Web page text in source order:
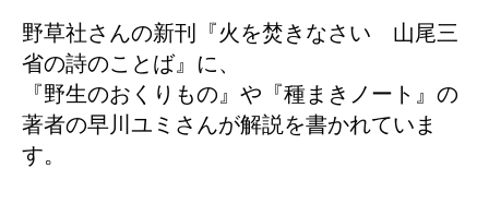
野草社さんの新刊『火を焚きなさい 山尾三
省の詩のことば』に、
『野生のおくりもの』や『種まきノート』の
著者の早川ユミさんが解説を書かれていま
す。